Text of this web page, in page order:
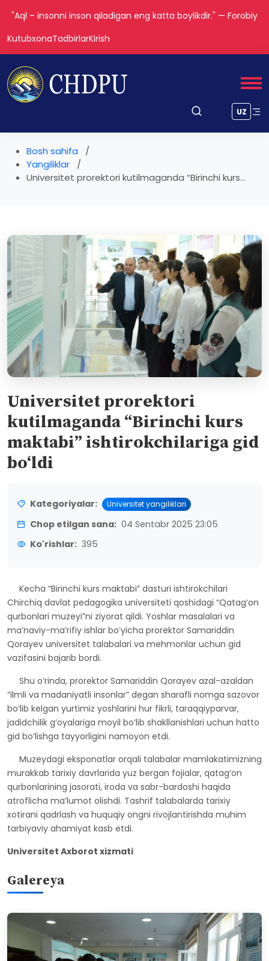
"Aql – insonni inson qiladigan eng katta boylikdir." — Forobiy
KutubxonaTadbirlarKirish
UZ
Bosh sahifa
Yangiliklar
Universitet prorektori kutilmaganda “Birinchi kurs...
Universitet prorektori
kutilmaganda “Birinchi kurs
maktabi” ishtirokchilariga gid
bo‘ldi
Kategoriyalar: Universitet yangiliklari
Chop etilgan sana: 04 Sentabr 2025 23:05
Ko'rishlar: 395
Kecha “Birinchi kurs maktabi” dasturi ishtirokchilari
Chirchiq davlat pedagogika universiteti qoshidagi “Qatag‘on
qurbonlari muzeyi”ni ziyorat qildi. Yoshlar masalalari va
maʼnaviy-maʼrifiy ishlar boʻyicha prorektor Samariddin
Qorayev universitet talabalari va mehmonlar uchun gid
vazifasini bajarib bordi.
Shu o‘rinda, prorektor Samariddin Qorayev azal-azaldan
“ilmli va madaniyatli insonlar” degan sharafli nomga sazovor
bo‘lib kelgan yurtimiz yoshlarini hur fikrli, taraqqiyparvar,
jadidchilik g‘oyalariga moyil bo‘lib shakllanishlari uchun hatto
gid bo‘lishga tayyorligini namoyon etdi.
Muzeydagi eksponatlar orqali talabalar mamlakatimizning
murakkab tarixiy davrlarida yuz bergan fojialar, qatag‘on
qurbonlarining jasorati, iroda va sabr-bardoshi haqida
atroflicha ma’lumot olishdi. Tashrif talabalarda tarixiy
xotirani qadrlash va huquqiy ongni rivojlantirishda muhim
tarbiyaviy ahamiyat kasb etdi.
Universitet Axborot xizmati
Galereya